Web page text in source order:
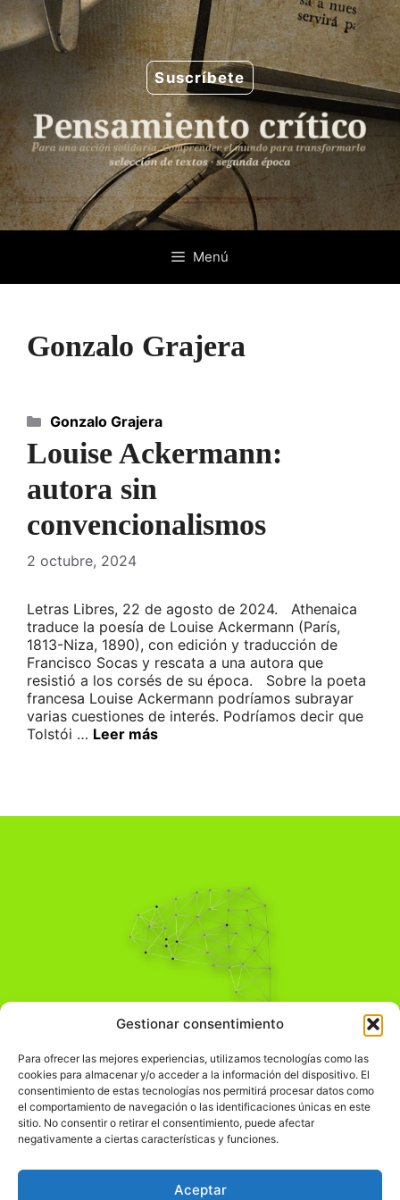
Gestionar consentimiento
Para ofrecer las mejores experiencias, utilizamos tecnologías como las
cookies para almacenar y/o acceder a la información del dispositivo. El
consentimiento de estas tecnologías nos permitirá procesar datos como
el comportamiento de navegación o las identificaciones únicas en este
sitio. No consentir o retirar el consentimiento, puede afectar
negativamente a ciertas características y funciones.
Aceptar
Saltar
al
contenido
Suscríbete
Menú
Gonzalo Grajera
Louise Ackermann:
autora sin
convencionalismos
2 octubre, 2024
Letras Libres, 22 de agosto de 2024. Athenaica
traduce la poesía de Louise Ackermann (París,
1813-Niza, 1890), con edición y traducción de
Francisco Socas y rescata a una autora que
resistió a los corsés de su época. Sobre la poeta
francesa Louise Ackermann podríamos subrayar
varias cuestiones de interés. Podríamos decir que
Tolstói​ … Leer más
Categorías
Gonzalo Grajera
Pensamiento Crítico
Comprender el mundo para transformarlo.
Información Legal
჻Política de privacidad
Política de cookies